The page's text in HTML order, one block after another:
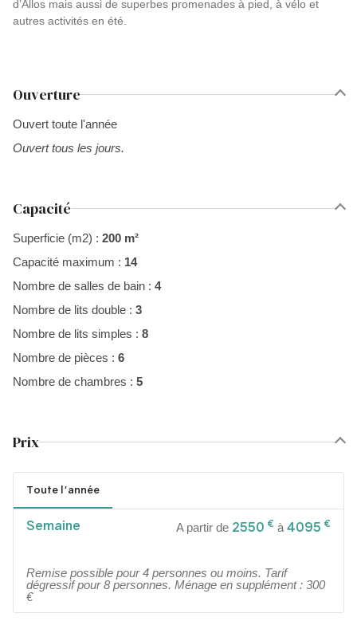
d’Allos mais aussi de superbes promenades à pied, à vélo et
autres activités en été.
Ouverture
Ouvert toute l'année
Ouvert tous les jours.
Capacité
Superficie (m2) : 200 m²
Capacité maximum : 14
Nombre de salles de bain : 4
Nombre de lits double : 3
Nombre de lits simples : 8
Nombre de pièces : 6
Nombre de chambres : 5
Prix
Toute l'année
Semaine A partir de 2550 € à 4095 €
Remise possible pour 4 personnes ou moins. Tarif
dégressif pour 8 personnes. Ménage en supplément : 300
€